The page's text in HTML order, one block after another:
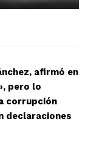
afirmó en
pero lo
corrupción
declaraciones